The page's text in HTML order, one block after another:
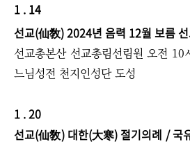
1 . 14
선교(仙敎) 2024년 음력 12월 보름
선교총본산 선교총림선림원 오전
느님성전 천지인성단 도성
1 . 20
선교(仙敎) 대한(大寒) 절기의례 / 국